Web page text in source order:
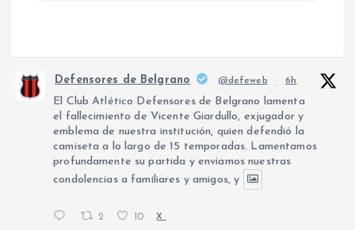
Defensores de Belgrano @defeweb · 6h
El Club Atlético Defensores de Belgrano lamenta
el fallecimiento de Vicente Giardullo, exjugador y
emblema de nuestra institución, quien defendió la
camiseta a lo largo de 15 temporadas. Lamentamos
profundamente su partida y enviamos nuestras
condolencias a familiares y amigos, y
2 10 X